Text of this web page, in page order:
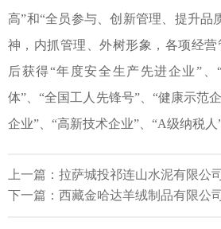
高”和“全员参与、创新管理、提升品
神，内抓管理、外树形象，各项经
后获得“年度安全生产先进企业”
体”、“全国工人先锋号”、“健康示范
企业”、“高新技术企业”、“A级纳税人”
上一篇： 拉萨城投祁连山水泥有限公司
下一篇： 西藏金哈达羊绒制品有限公司